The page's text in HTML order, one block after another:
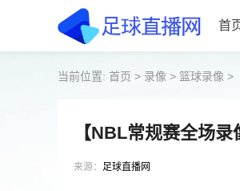
首
当前位置: 首页 > 录像 > 篮球录像 >
【NBL常规赛全场
来源： 足球直播网